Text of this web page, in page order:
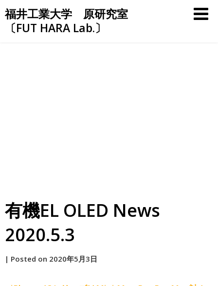
Skip
to
content
福井工業大学 原研究室
〔FUT HARA Lab.〕
有機EL OLED News
2020.5.3
by
| Posted on 2020年5月3日